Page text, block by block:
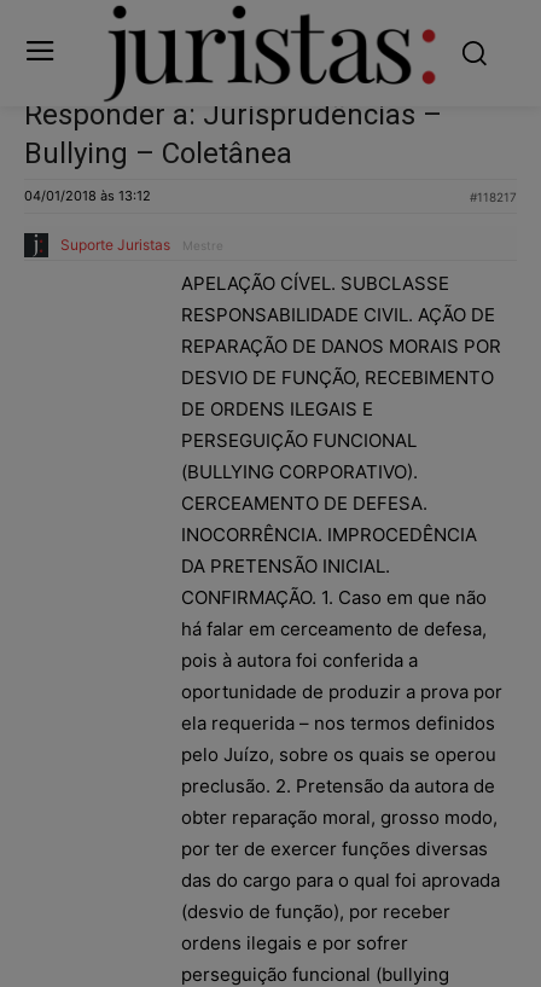
Responder a: Jurisprudências –
Bullying – Coletânea
04/01/2018 às 13:12 #118217
Suporte Juristas Mestre
APELAÇÃO CÍVEL. SUBCLASSE
RESPONSABILIDADE CIVIL. AÇÃO DE
REPARAÇÃO DE DANOS MORAIS POR
DESVIO DE FUNÇÃO, RECEBIMENTO
DE ORDENS ILEGAIS E
PERSEGUIÇÃO FUNCIONAL
(BULLYING CORPORATIVO).
CERCEAMENTO DE DEFESA.
INOCORRÊNCIA. IMPROCEDÊNCIA
DA PRETENSÃO INICIAL.
CONFIRMAÇÃO. 1. Caso em que não
há falar em cerceamento de defesa,
pois à autora foi conferida a
oportunidade de produzir a prova por
ela requerida – nos termos definidos
pelo Juízo, sobre os quais se operou
preclusão. 2. Pretensão da autora de
obter reparação moral, grosso modo,
por ter de exercer funções diversas
das do cargo para o qual foi aprovada
(desvio de função), por receber
ordens ilegais e por sofrer
perseguição funcional (bullying